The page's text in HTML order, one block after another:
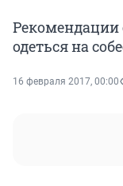
Рекомендации
одеться на
16 февраля 2017, 00:00